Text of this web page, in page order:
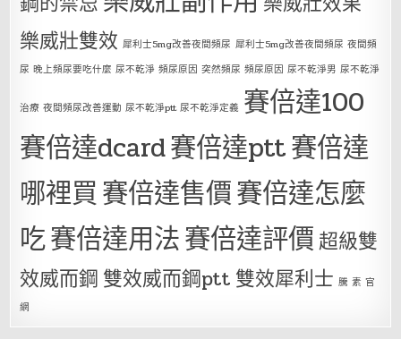
樂威壯雙效 犀利士5mg改善夜間頻尿 犀利士5mg改善夜間頻尿 夜間頻
尿 晚上頻尿要吃什麼 尿不乾淨 頻尿原因 突然頻尿 頻尿原因 尿不乾淨男 尿不乾淨
治療 夜間頻尿改善運動 尿不乾淨ptt 尿不乾淨定義 賽倍達100
賽倍達dcard賽倍達ptt賽倍達
哪裡買賽倍達售價賽倍達怎麼
吃賽倍達用法賽倍達評價超級雙
效威而鋼 雙效威而鋼ptt 雙效犀利士 騰 素 官
網